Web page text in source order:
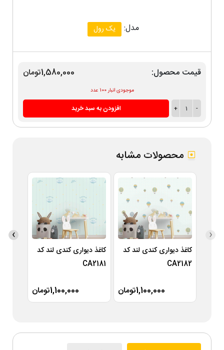
مدل: یک رول
قیمت محصول: 1,580,000تومان
موجودی انبار 100 عدد
-
1
+ افزودن به سبد خرید
محصولات مشابه
کاغذ دیواری کندی لند کد
CA2182
1,100,000تومان
کاغذ دیواری کندی لند کد
CA2181
1,100,000تومان
‹
›